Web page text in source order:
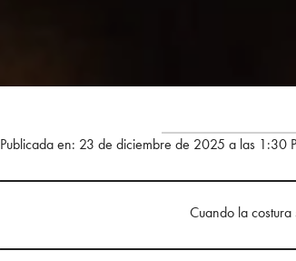
Publicada en: 23 de diciembre de 2025 a las 1:30
Cuando la